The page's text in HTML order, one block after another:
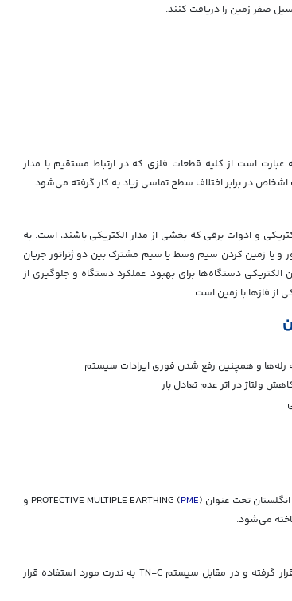
صفر زمین را دریافت کنند.
است از کلیه قطعات فلزی که در ارتباط مستقیم با مدار
در برابر اختلاف سطح تماسی زیاد به کار گرفته می‌شود.
و ادوات برقی که بخشی از مدار الکتریکی باشند، است. به
و یا زمین کردن سیم وسط یا سیم مشترک بین دو ژنراتور جریان
دستگاه‌ها برای بهبود عملکرد دستگاه و جلوگیری از
از فازها با زمین است.
رله‌ها و همچنین رفع شدن فوری ایرادات سیستم
ولتاژ در اثر عدم تعادل بار
PME
و
عموماً این نوع سیستم اتصال زمین در اروپای شرقی مورد استفاده قرار گرفته و در مقابل سیستم TN-C به ندرت مورد استفاده قرار